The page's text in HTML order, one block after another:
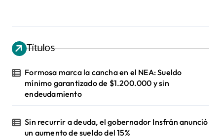
Títulos
Formosa marca la cancha en el NEA: Sueldo
mínimo garantizado de $1.200.000 y sin
endeudamiento
Sin recurrir a deuda, el gobernador Insfrán anunció
un aumento de sueldo del 15%